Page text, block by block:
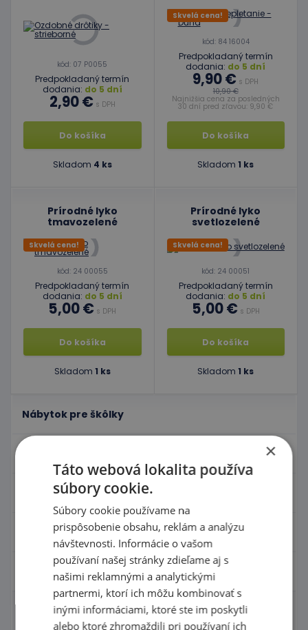
Nábytok pre škôlky
Hračky - Tematika
Hudobné nástroje
Výtvarné pomôcky - Kreativita
kód: 07 P0055
Predpokladaný termín
dodania: do 5 dní
2,90 € s DPH
Do košíka
Skladom 4 ks
Skvelá cena!
kód: 84 16004
Predpokladaný termín
dodania: do 5 dní
9,90 € s DPH
10,90 €
Najnižšia cena za posledných
30 dní pred zľavou: 9,90 €
Do košíka
Skladom 1 ks
Prírodné lyko
tmavozelené
Skvelá cena!
kód: 24 00055
Predpokladaný termín
dodania: do 5 dní
5,00 € s DPH
Do košíka
Skladom 1 ks
Prírodné lyko
svetlozelené
Skvelá cena!
kód: 24 00051
Predpokladaný termín
dodania: do 5 dní
5,00 € s DPH
Do košíka
Skladom 1 ks
×
Táto webová lokalita používa
súbory cookie.
Súbory cookie používame na
prispôsobenie obsahu, reklám a analýzu
návštevnosti. Informácie o vašom
používaní našej stránky zdieľame aj s
našimi reklamnými a analytickými
partnermi, ktorí ich môžu kombinovať s
inými informáciami, ktoré ste im poskytli
alebo ktoré zhromaždili pri používaní ich